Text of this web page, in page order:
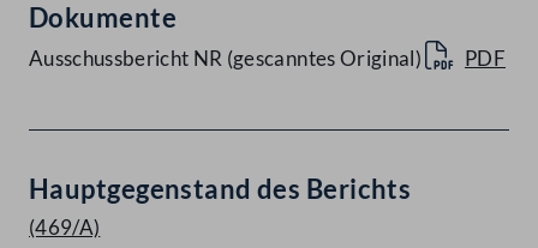
Dokumente
Ausschussbericht NR (gescanntes Original) PDF
Hauptgegenstand des Berichts
(469/A)